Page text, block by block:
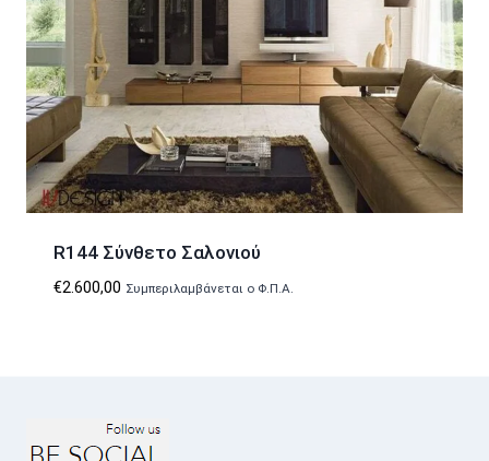
R144 Σύνθετο Σαλονιού
€2.600,00 Συμπεριλαμβάνεται ο Φ.Π.Α.